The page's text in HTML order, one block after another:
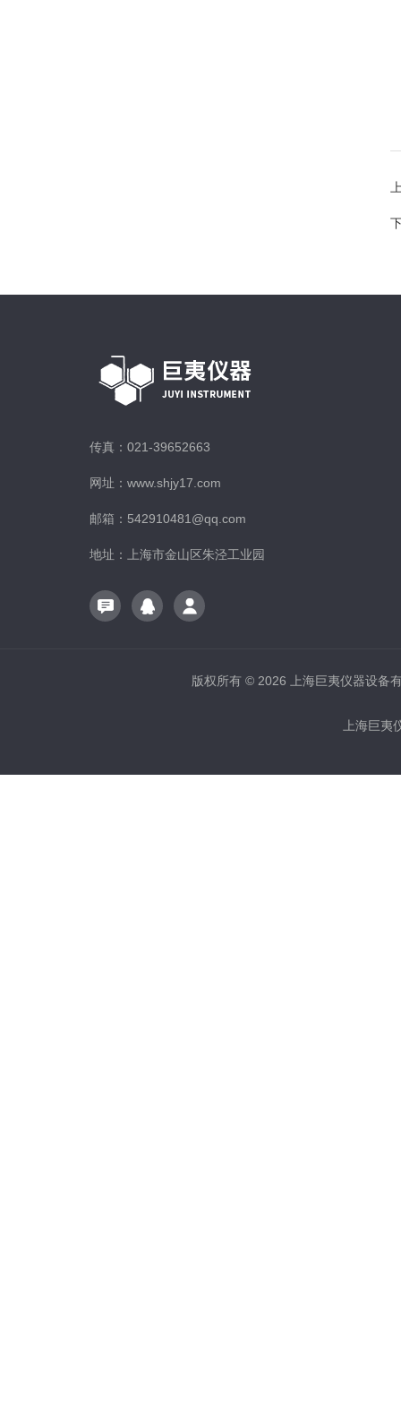
传真：021-39652663
网址：www.shjy17.com
邮箱：542910481@qq.com
地址：上海市金山区朱泾工业园
版权所有 © 2026 上海巨夷仪器设
上海巨